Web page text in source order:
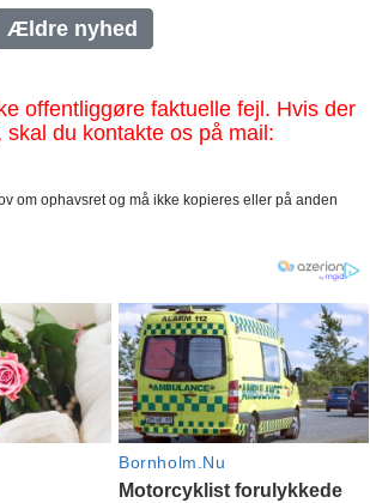
Ældre nyhed
offentliggøre faktuelle fejl. Hvis der
du kontakte os på mail:
om ophavsret og må ikke kopieres eller på anden